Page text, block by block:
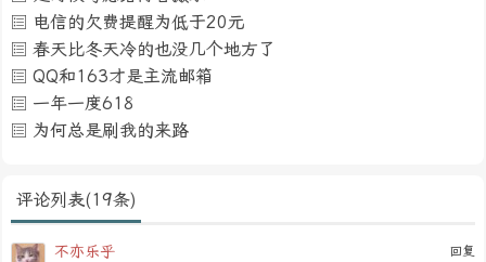
电信的欠费提醒为低于20元
春天比冬天冷的也没几个地方了
QQ和163才是主流邮箱
一年一度618
为何总是刷我的来路
评论列表(19条)
回复
不亦乐乎